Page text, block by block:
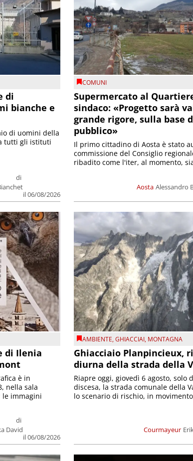
di
bianche e
di
il 06/08/2026
di uomini della
tutti gli istituti
COMUNI
Supermercato al
sindaco: «Progetto sarà
grande rigore, sulla base
pubblico»
Aosta Alessandro
Il primo cittadino di Aosta è stato
commissione del Consiglio
ribadito come l'iter, al momento,
di Ilenia
di
David
il 06/08/2026
è in
nella sala
le immagini
AMBIENTE,GHIACCIAI, MONTAGNA
Ghiacciaio Planpincieux,
diurna della strada della
Courmayeur
Riapre oggi, giovedì 6 agosto, solo
discesa, la strada comunale della
lo scenario di rischio, in